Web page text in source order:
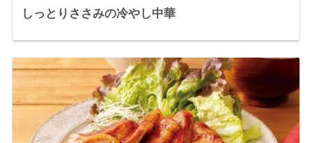
しっとりささみの冷やし中華